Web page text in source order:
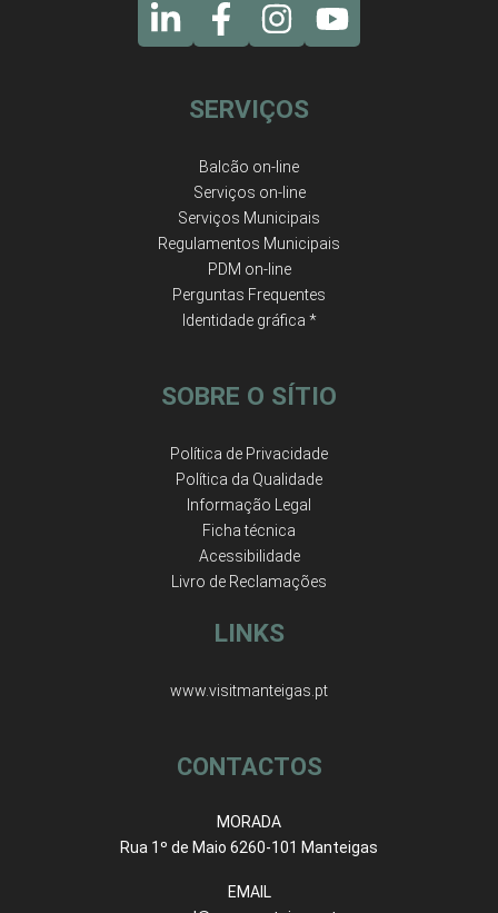
SERVIÇOS
Balcão on-line
Serviços on-line
Serviços Municipais
Regulamentos Municipais
PDM on-line
Perguntas Frequentes
Identidade gráfica *
SOBRE O SÍTIO
Política de Privacidade
Política da Qualidade
Informação Legal
Ficha técnica
Acessibilidade
Livro de Reclamações
LINKS
www.visitmanteigas.pt
CONTACTOS
MORADA
Rua 1º de Maio 6260-101 Manteigas
EMAIL